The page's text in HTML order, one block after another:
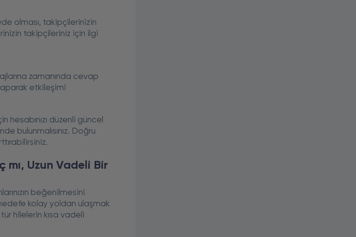
olması, takipçilerinizin
takipçileriniz için ilgi
zamanında cevap
etkileşimi
düzenli güncel
bulunmalısınız. Doğru
mı, Uzun Vadeli Bir
beğenilmesini
hedefe kolay yoldan ulaşmak
hilelerin kısa vadeli